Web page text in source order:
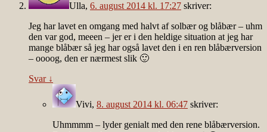
Ulla, 6. august 2014 kl. 17:27 skriver:
Jeg har lavet en omgang med halvt af solbær og blåbær – uhm
den var god, meeen – jer er i den heldige situation at jeg har
mange blåbær så jeg har også lavet den i en ren blåbærversion
– oooog, den er nærmest slik 🙂
Svar ↓
Vivi, 8. august 2014 kl. 06:47 skriver:
Uhmmmm – lyder genialt med den rene blåbærversion.